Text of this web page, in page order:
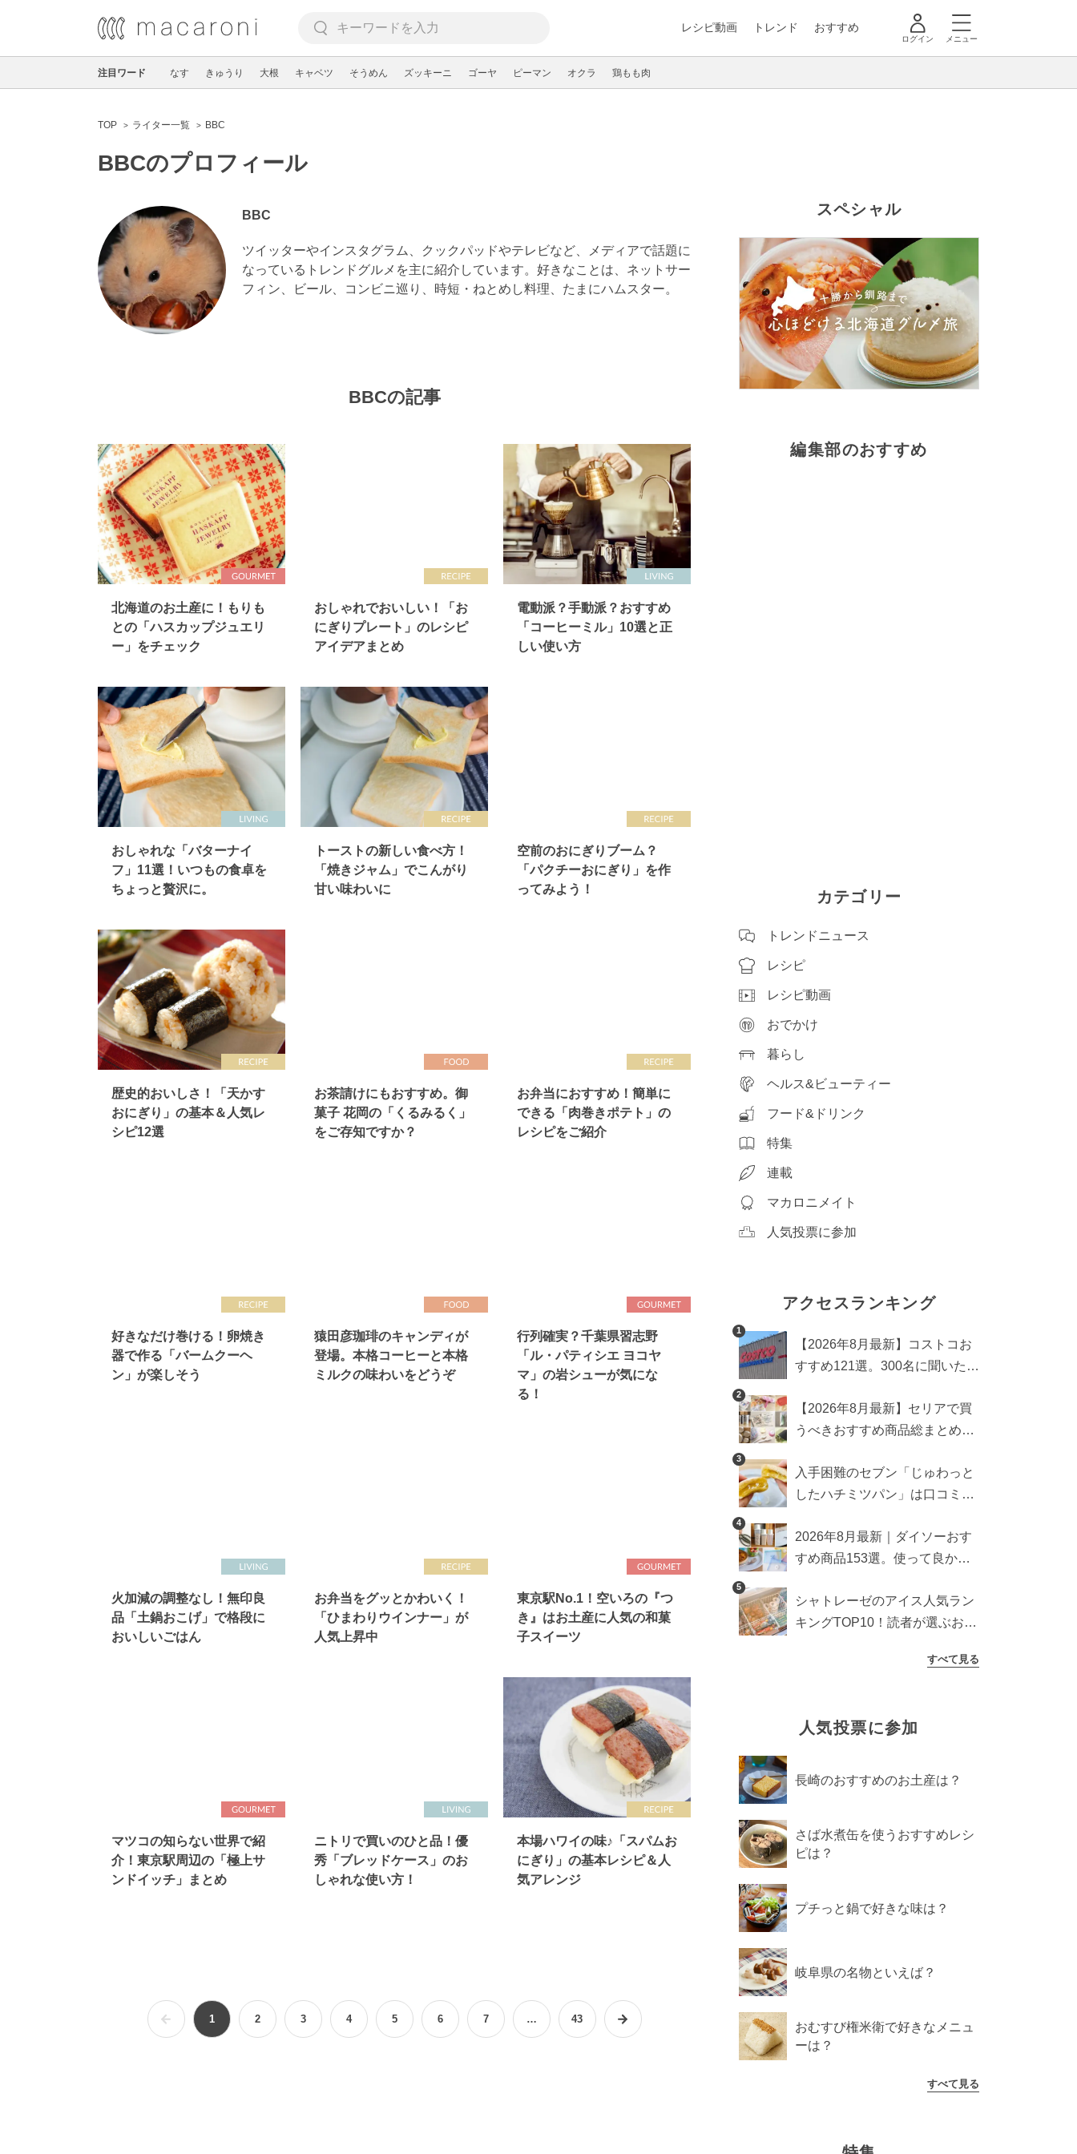
レシピ動画 トレンド おすすめ
ログイン メニュー
注目ワード なす きゅうり 大根 キャベツ そうめん ズッキーニ ゴーヤ ピーマン オクラ 鶏もも肉
TOP ライター一覧 BBC
BBCのプロフィール
BBC
ツイッターやインスタグラム、クックパッドやテレビなど、メディアで話題に
なっているトレンドグルメを主に紹介しています。好きなことは、ネットサー
フィン、ビール、コンビニ巡り、時短・ねとめし料理、たまにハムスター。
BBCの記事
北海道のお土産に！もりも
との「ハスカップジュエリ
ー」をチェック
おしゃれでおいしい！「お
にぎりプレート」のレシピ
アイデアまとめ
電動派？手動派？おすすめ
「コーヒーミル」10選と正
しい使い方
おしゃれな「バターナイ
フ」11選！いつもの食卓を
ちょっと贅沢に。
トーストの新しい食べ方！
「焼きジャム」でこんがり
甘い味わいに
空前のおにぎりブーム？
「パクチーおにぎり」を作
ってみよう！
歴史的おいしさ！「天かす
おにぎり」の基本＆人気レ
シピ12選
お茶請けにもおすすめ。御
菓子 花岡の「くるみるく」
をご存知ですか？
お弁当におすすめ！簡単に
できる「肉巻きポテト」の
レシピをご紹介
好きなだけ巻ける！卵焼き
器で作る「バームクーヘ
ン」が楽しそう
猿田彦珈琲のキャンディが
登場。本格コーヒーと本格
ミルクの味わいをどうぞ
行列確実？千葉県習志野
「ル・パティシエ ヨコヤ
マ」の岩シューが気にな
る！
火加減の調整なし！無印良
品「土鍋おこげ」で格段に
おいしいごはん
お弁当をグッとかわいく！
「ひまわりウインナー」が
人気上昇中
東京駅No.1！空いろの『つ
き』はお土産に人気の和菓
子スイーツ
マツコの知らない世界で紹
介！東京駅周辺の「極上サ
ンドイッチ」まとめ
ニトリで買いのひと品！優
秀「ブレッドケース」のお
しゃれな使い方！
本場ハワイの味♪「スパムお
にぎり」の基本レシピ＆人
気アレンジ
1 2 3 4 5 6 7 … 43
スペシャル
編集部のおすすめ
カテゴリー
トレンドニュース
レシピ
レシピ動画
おでかけ
暮らし
ヘルス&ビューティー
フード&ドリンク
特集
連載
マカロニメイト
人気投票に参加
アクセスランキング
1
【2026年8月最新】コストコお
すすめ121選。300名に聞いた買
め商品も
2
【2026年8月最新】セリアで買
うべきおすすめ商品総まとめ。
3
入手困難のセブン「じゅわっと
したハチミツパン」は口コミ通
検証
4
2026年8月最新｜ダイソーおす
すめ商品153選。使って良かっ
5
シャトレーゼのアイス人気ラン
キングTOP10！読者が選ぶおす
すべて見る
人気投票に参加
長崎のおすすめのお土産は？
さば水煮缶を使うおすすめレシ
ピは？
プチっと鍋で好きな味は？
岐阜県の名物といえば？
おむすび権米衛で好きなメニュ
ーは？
すべて見る